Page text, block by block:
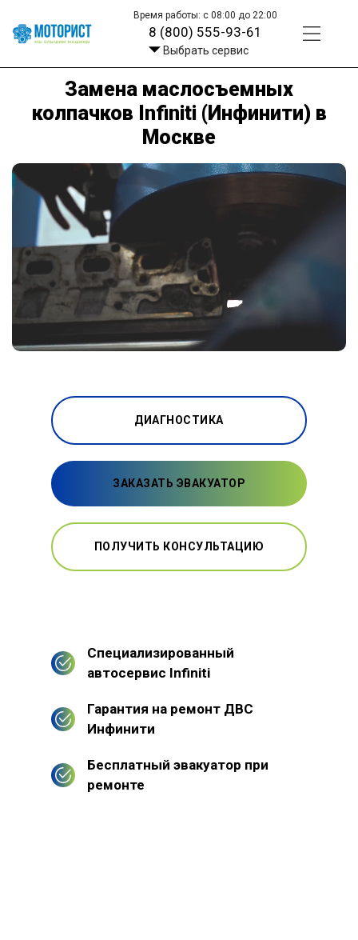
Время работы: с 08:00 до 22:00
8 (800) 555-93-61
Выбрать сервис
Замена маслосъемных
колпачков Infiniti (Инфинити) в
Москве
ДИАГНОСТИКА
ЗАКАЗАТЬ ЭВАКУАТОР
ПОЛУЧИТЬ КОНСУЛЬТАЦИЮ
Специализированный
автосервис Infiniti
Гарантия на ремонт ДВС
Инфинити
Бесплатный эвакуатор при
ремонте